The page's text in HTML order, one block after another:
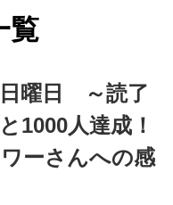
覧
曜日 ～読了
1000人達成！
ーさんへの感